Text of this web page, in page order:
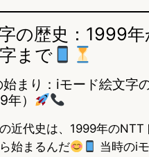
の歴史：1999
まで
まり：iモード絵文字
年）
近代史は、1999年のNTT
始まるんだ
当時のi